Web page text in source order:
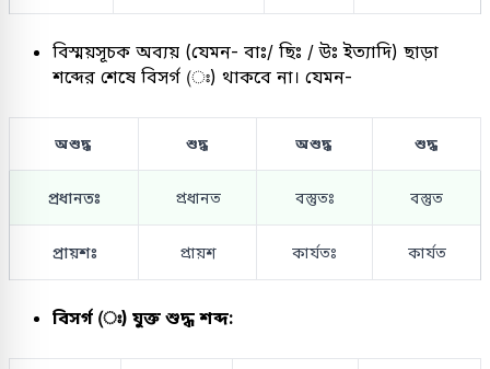
বিস্ময়সূচক অব্যয় (যেমন- বাঃ/ ছিঃ / উঃ ইত্যাদি) ছাড়া
শব্দের শেষে বিসর্গ (ঃ) থাকবে না। যেমন-
অশুদ্ধ শুদ্ধ অশুদ্ধ শুদ্ধ
প্রধানতঃ প্রধানত বস্তুতঃ বস্তুত
প্রায়শঃ প্রায়শ কার্যতঃ কার্যত
বিসর্গ (ঃ) যুক্ত শুদ্ধ শব্দ: